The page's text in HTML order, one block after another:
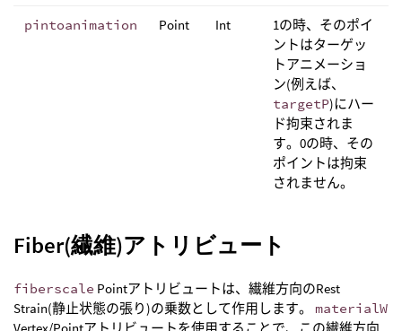
pintoanimation Point Int
1の時、そのポイ
ントはターゲッ
トアニメーショ
ン(例えば、
targetP)にハー
ド拘束されま
す。0の時、その
ポイントは拘束
されません。
Fiber(繊維)アトリビュート
fiberscale Pointアトリビュートは、繊維方向のRest
Strain(静止状態の張り)の乗数として作用します。 materialW
Vertex/Pointアトリビュートを使用することで、この繊維方向